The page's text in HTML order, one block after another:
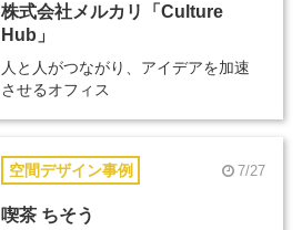
株式会社メルカリ「Culture
Hub」
人と人がつながり、アイデアを加速
させるオフィス
空間デザイン事例 7/27
喫茶 ちそう